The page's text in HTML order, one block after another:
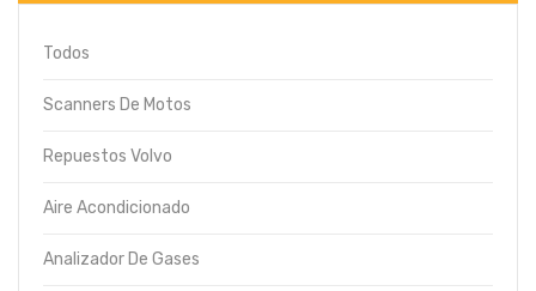
Todos
Scanners De Motos
Repuestos Volvo
Aire Acondicionado
Analizador De Gases